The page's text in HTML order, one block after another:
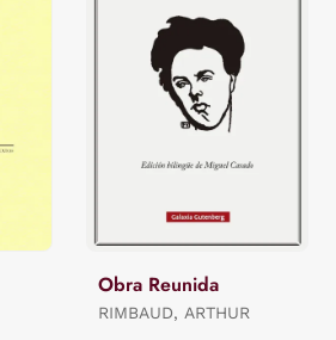
Obra Reunida
RIMBAUD, ARTHUR